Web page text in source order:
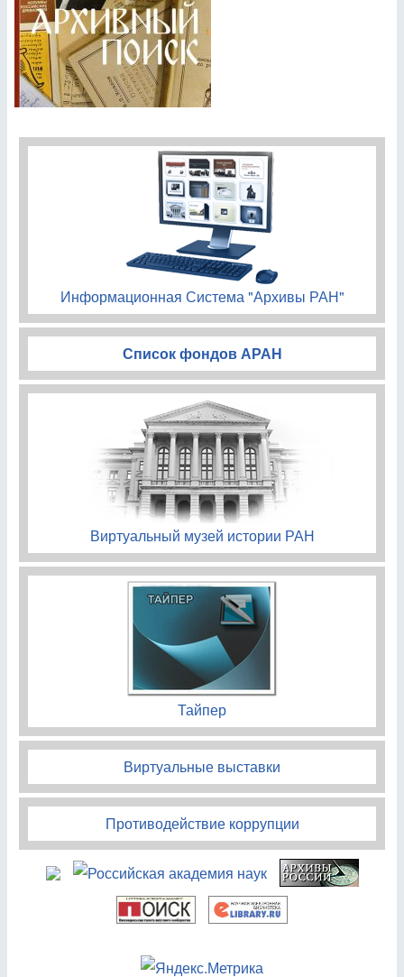
Информационная Система "Архивы РАН"
Список фондов АРАН
Виртуальный музей истории РАН
Тайпер
Виртуальные выставки
Противодействие коррупции